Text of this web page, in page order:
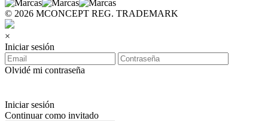
© 2026 MCONCEPT REG. TRADEMARK
×
Iniciar sesión
Olvidé mi contraseña
Iniciar sesión
Continuar como invitado